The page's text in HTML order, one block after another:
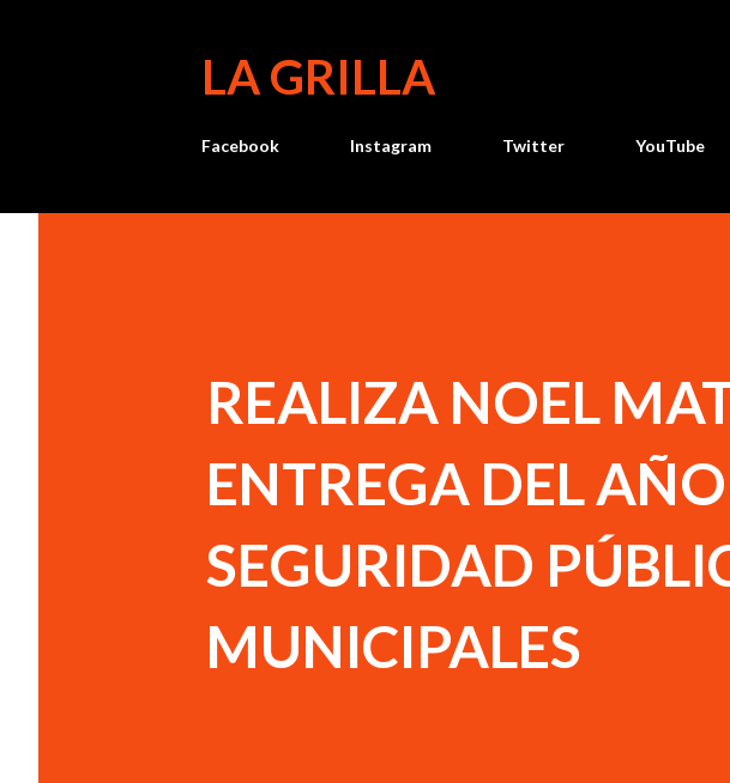
LA GRILLA
Facebook Instagram Twitter YouTube
REALIZA NOEL
ENTREGA DEL
SEGURIDAD
MUNICIPALES